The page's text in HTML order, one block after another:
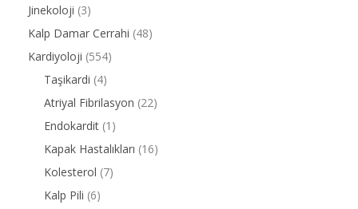
Jinekoloji (3)
Kalp Damar Cerrahi (48)
Kardiyoloji (554)
Taşikardi (4)
Atriyal Fibrilasyon (22)
Endokardit (1)
Kapak Hastalıkları (16)
Kolesterol (7)
Kalp Pili (6)